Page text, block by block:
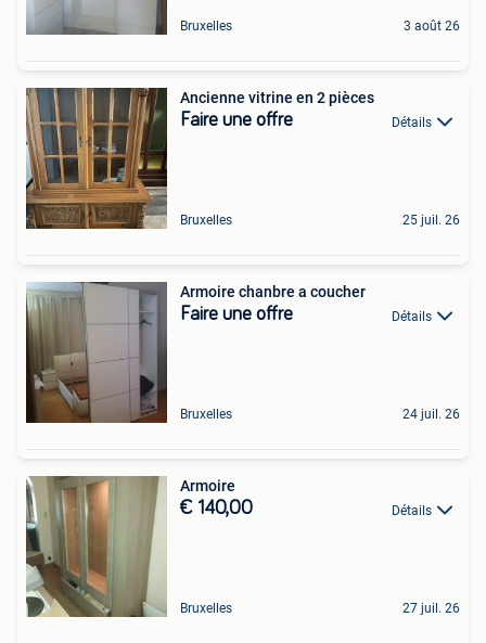
Bruxelles 3 août 26
Ancienne vitrine en 2 pièces
Faire une offre Détails
Bruxelles 25 juil. 26
Armoire chanbre a coucher
Faire une offre Détails
Bruxelles 24 juil. 26
Armoire
€ 140,00 Détails
Bruxelles 27 juil. 26